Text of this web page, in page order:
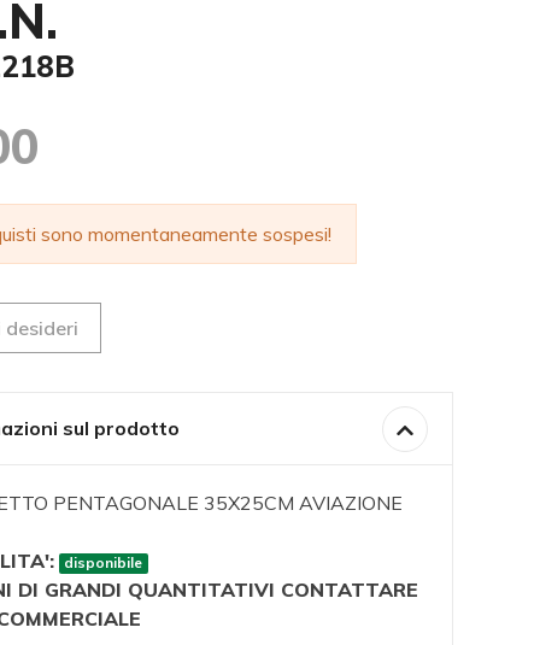
sono momentaneamente sospesi!
desideri
sul prodotto
PENTAGONALE 35X25CM AVIAZIONE
disponibile
DI GRANDI QUANTITATIVI CONTATTARE